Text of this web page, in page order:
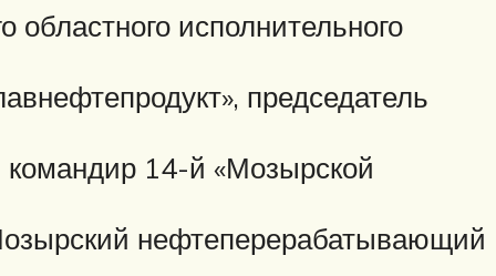
исполнительного
председатель
14-й «Мозырской
нефтеперерабатывающий